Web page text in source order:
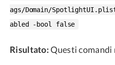
ags/Domain/
abled -bool false
Risultato:Questi comandi